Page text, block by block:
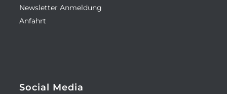
Newsletter Anmeldung
Anfahrt
Social Media